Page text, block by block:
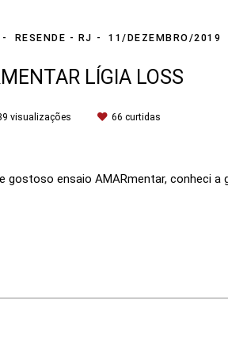
RESENDE - RJ 11/DEZEMBRO/2019
LÍGIA LOSS
visualizações 66 curtidas
gostoso ensaio AMARmentar, conheci